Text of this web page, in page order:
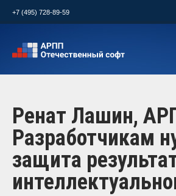
+7 (495) 728-89-59
Ренат Лашин,
Разработчикам
защита